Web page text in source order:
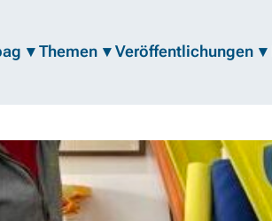
Themen Veröffentlichungen